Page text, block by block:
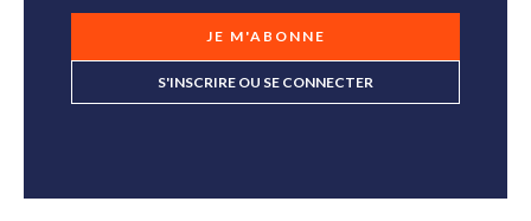
JE M'ABONNE
S'INSCRIRE OU SE CONNECTER